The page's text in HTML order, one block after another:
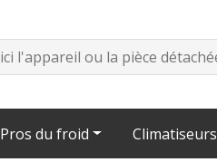
Pros du froid Climatiseurs